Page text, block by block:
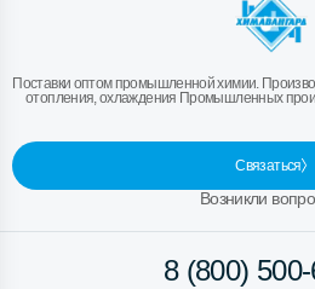
Поставки оптом промышленной химии.
отопления, охлаждения Промышленных
Связаться
Возникли
8 (800)